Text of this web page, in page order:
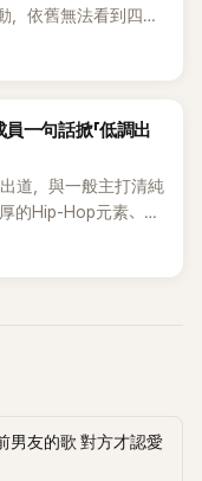
，依舊無法看到四人
將由Jisoo（智秀）、
一句話掀「低調出
道，與一般主打清純
的Hip-Hop元素、自
融入美式街頭、塗
男友的歌 對方才認愛